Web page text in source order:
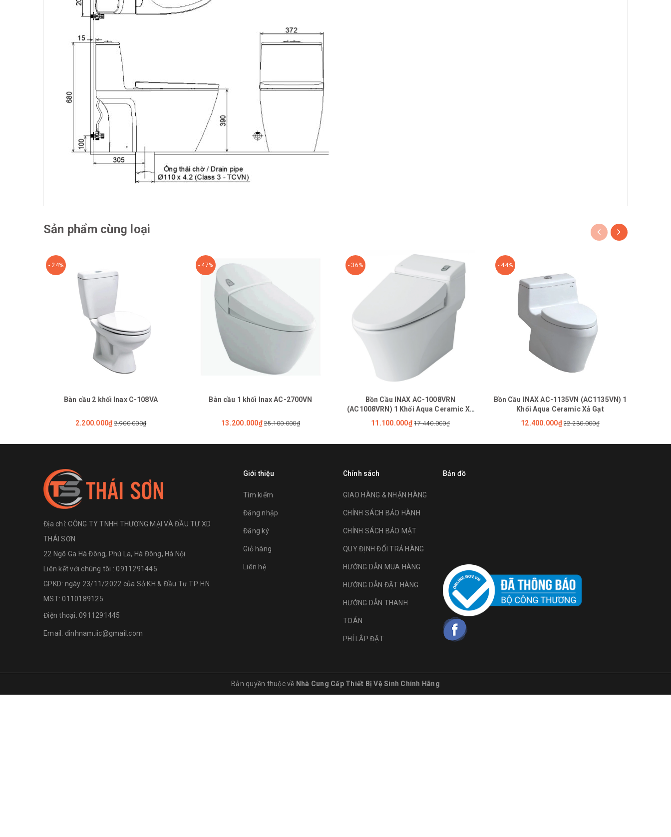
Sản phẩm cùng loại
- 24%
Bàn cầu 2 khối Inax C-108VA
2.200.000₫ 2.900.000₫
- 47%
Bàn cầu 1 khối Inax AC-2700VN
13.200.000₫ 25.100.000₫
- 36%
Bồn Cầu INAX AC-1008VRN
(AC1008VRN) 1 Khối Aqua Ceramic Xả
Nhấn
11.100.000₫ 17.440.000₫
- 44%
Bồn Cầu INAX AC-1135VN (AC1135VN) 1
Khối Aqua Ceramic Xả Gạt
12.400.000₫ 22.230.000₫
Địa chỉ:CÔNG TY TNHH THƯƠNG MẠI VÀ ĐẦU TƯ XD
THÁI SƠN
22 Ngõ Ga Hà Đông, Phú La, Hà Đông, Hà Nội
Liên kết với chúng tôi : 0911291445
GPKD: ngày 23/11/2022 của Sở KH & Đầu Tư TP. HN
MST: 0110189125
Điện thoại: 0911291445
Email: dinhnam.iic@gmail.com
Giới thiệu
Tìm kiếm
Đăng nhập
Đăng ký
Giỏ hàng
Liên hệ
Chính sách
GIAO HÀNG & NHẬN HÀNG
CHÍNH SÁCH BẢO HÀNH
CHÍNH SÁCH BẢO MẬT
QUY ĐỊNH ĐỔI TRẢ HÀNG
HƯỚNG DẪN MUA HÀNG
HƯỚNG DẪN ĐẶT HÀNG
HƯỚNG DẪN THANH
TOÁN
PHÍ LẮP ĐẶT
Bản đồ
Bản quyền thuộc về Nhà Cung Cấp Thiết Bị Vệ Sinh Chính Hãng